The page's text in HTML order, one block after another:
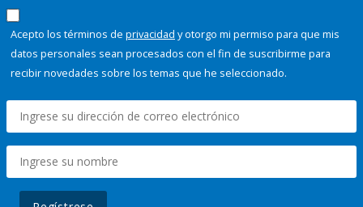
Acepto los términos de privacidad y otorgo mi permiso para que mis
datos personales sean procesados con el fin de suscribirme para
recibir novedades sobre los temas que he seleccionado.